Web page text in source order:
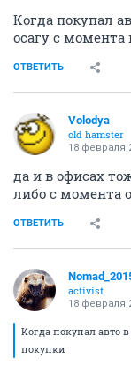
Когда покупал
осагу с момента
ОТВЕТИТЬ
Volodya
old hamster
18 февраля
да и в офисах
либо с момента
ОТВЕТИТЬ
activist
18 февраля
Когда покупал авто
покупки